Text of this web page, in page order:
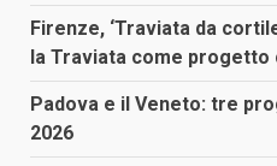
Firenze, ‘Traviata da
la Traviata come
Padova e il Veneto: tre
2026